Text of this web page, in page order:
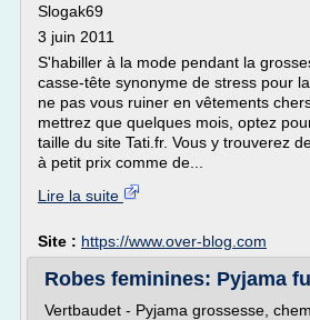
Slogak69
3 juin 2011
S'habiller à la mode pendant la
casse-tête synonyme de stress pour
ne pas vous ruiner en vêtements
mettrez que quelques mois, optez
taille du site Tati.fr. Vous y trouverez
à petit prix comme de...
Lire la suite
Site : https://www.over-blog.com
Robes feminines: Pyjama
Vertbaudet - Pyjama grossesse,